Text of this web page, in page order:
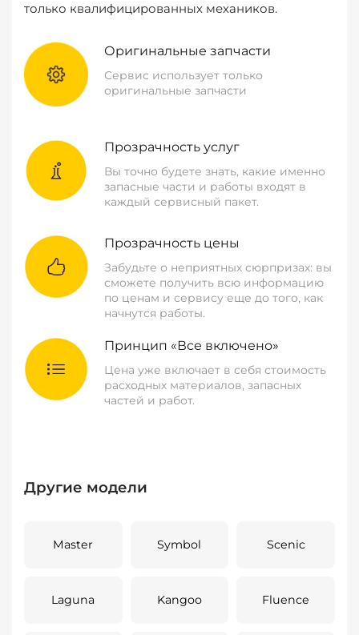
только квалифицированных механиков.
Оригинальные запчасти
Сервис использует только
оригинальные запчасти
Прозрачность услуг
Вы точно будете знать, какие именно
запасные части и работы входят в
каждый сервисный пакет.
Прозрачность цены
Забудьте о неприятных сюрпризах: вы
сможете получить всю информацию
по ценам и сервису еще до того, как
начнутся работы.
Принцип «Все включено»
Цена уже включает в себя стоимость
расходных материалов, запасных
частей и работ.
Другие модели
Master Symbol Scenic
Laguna Kangoo Fluence